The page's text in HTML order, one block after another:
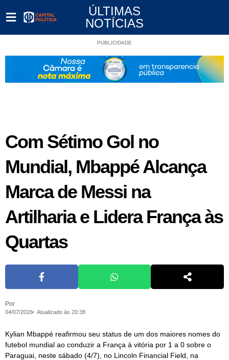
ÚLTIMAS
NOTÍCIAS
PUBLICIDADE
Com Sétimo Gol no
Mundial, Mbappé Alcança
Marca de Messi na
Artilharia e Lidera França às
Quartas
Por
04/07/2026 Atualizado às 20:38
Kylian Mbappé reafirmou seu status de um dos maiores nomes do
futebol mundial ao conduzir a França à vitória por 1 a 0 sobre o
Paraguai, neste sábado (4/7), no Lincoln Financial Field, na